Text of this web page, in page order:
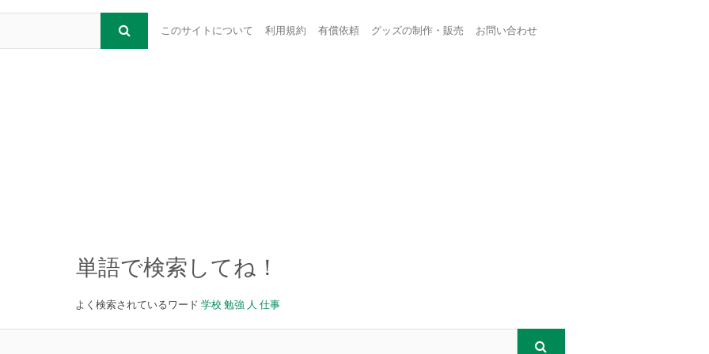
このサイトについて 利用規約 有償依頼 グッズの制作・販売 お問い合わせ
単語で検索してね！
よく検索されているワード 学校 勉強 人 仕事